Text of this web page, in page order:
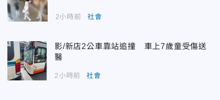
2小時前 社會
影/新店2公車靠站追撞 車上7歲童受傷送
醫
2小時前 社會